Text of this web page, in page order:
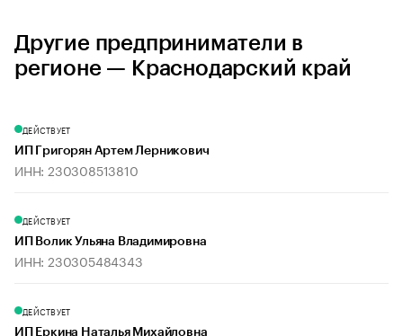
Другие предприниматели в
регионе — Краснодарский край
ДЕЙСТВУЕТ
ИП Григорян Артем Лерникович
ИНН: 230308513810
ДЕЙСТВУЕТ
ИП Волик Ульяна Владимировна
ИНН: 230305484343
ДЕЙСТВУЕТ
ИП Еркина Наталья Михайловна